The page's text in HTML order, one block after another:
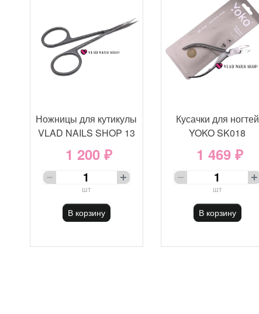
Ножницы для кутикулы
VLAD NAILS SHOP 13
1 200 ₽
шт
В корзину
Кусачки для ногтей
YOKO SK018
1 469 ₽
шт
В корзину